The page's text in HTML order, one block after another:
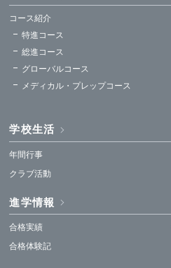
コース紹介
特進コース
総進コース
グローバルコース
メディカル・プレップコース
学校生活
年間行事
クラブ活動
進学情報
合格実績
合格体験記